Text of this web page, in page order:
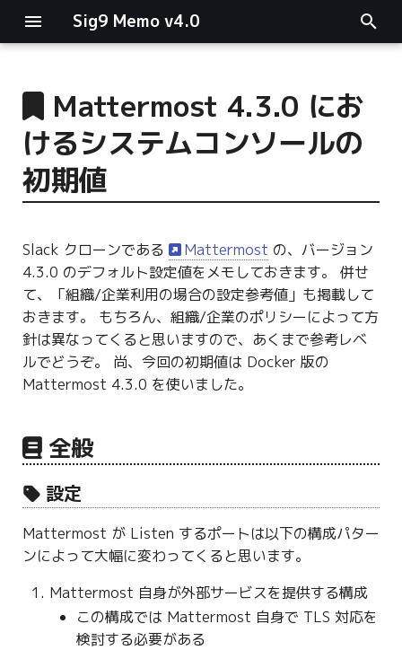
Sig9 Memo v4.0
main関数
リスト関連
ログ関連
条件分岐
型指定
Mattermost 4.3.0 にお
けるシステムコンソールの
初期値
Slack クローンである Mattermost の、バージョン
4.3.0 のデフォルト設定値をメモしておきます。 併せ
て、「組織/企業利用の場合の設定参考値」も掲載して
おきます。 もちろん、組織/企業のポリシーによって方
針は異なってくると思いますので、あくまで参考レベ
ルでどうぞ。 尚、今回の初期値は Docker 版の
Mattermost 4.3.0 を使いました。
全般
設定
Mattermost が Listen するポートは以下の構成パター
ンによって大幅に変わってくると思います。
Mattermost 自身が外部サービスを提供する構成
この構成では Mattermost 自身で TLS 対応を
検討する必要がある